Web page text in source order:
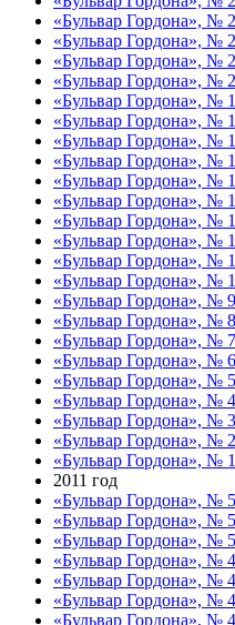
«Бульвар Гордона», №
«Бульвар Гордона», №
«Бульвар Гордона», №
«Бульвар Гордона», №
«Бульвар Гордона», №
«Бульвар Гордона», №
«Бульвар Гордона», №
«Бульвар Гордона», №
«Бульвар Гордона», №
«Бульвар Гордона», №
«Бульвар Гордона», №
«Бульвар Гордона», №
«Бульвар Гордона», №
«Бульвар Гордона», №
«Бульвар Гордона», №
«Бульвар Гордона», №
«Бульвар Гордона», №
«Бульвар Гордона», №
«Бульвар Гордона», №
«Бульвар Гордона», №
«Бульвар Гордона», №
«Бульвар Гордона», №
«Бульвар Гордона», №
2011 год
«Бульвар Гордона», №
«Бульвар Гордона», №
«Бульвар Гордона», №
«Бульвар Гордона», №
«Бульвар Гордона», №
«Бульвар Гордона», №
«Бульвар Гордона», №